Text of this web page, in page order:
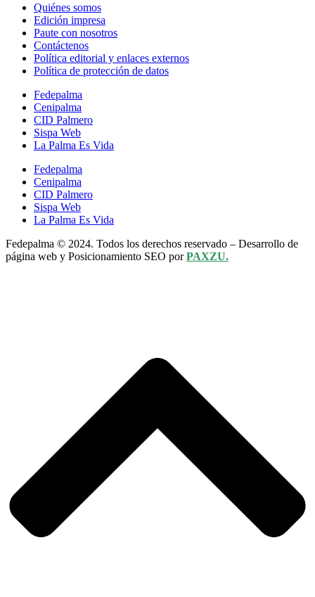
Quiénes somos
Edición impresa
Paute con nosotros
Contáctenos
Política editorial y enlaces externos
Política de protección de datos
Fedepalma
Cenipalma
CID Palmero
Sispa Web
La Palma Es Vida
Fedepalma
Cenipalma
CID Palmero
Sispa Web
La Palma Es Vida
Fedepalma © 2024. Todos los derechos reservado – Desarrollo de
página web y Posicionamiento SEO porPAXZU.